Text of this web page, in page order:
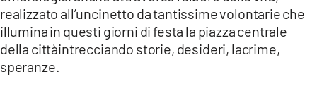
ILREGGINO.IT
COSENZACHANNEL.IT
ILVIBONESE.IT
realizzato all’uncinetto da tantissime volontarie che
illumina in questi giorni di festa la piazza centrale
della cittàintrecciando storie, desideri, lacrime,
speranze.